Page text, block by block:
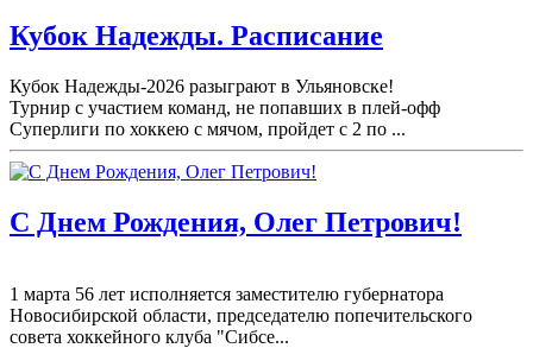
Кубок Надежды. Расписание
Кубок Надежды-2026 разыграют в Ульяновске!
Турнир с участием команд, не попавших в плей-офф
Суперлиги по хоккею с мячом, пройдет с 2 по ...
С Днем Рождения, Олег Петрович!
1 марта 56 лет исполняется заместителю губернатора
Новосибирской области, председателю попечительского
совета хоккейного клуба "Сибсе...